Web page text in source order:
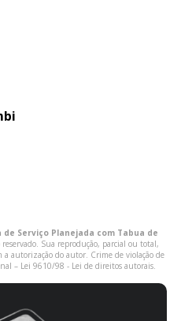
Serviço Planejada com Tabua de
Sua reprodução, parcial ou total,
autorização do autor. Crime de violação de
– Lei 9610/98 - Lei de direitos autorais.